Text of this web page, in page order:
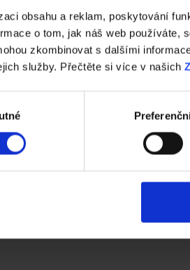
obsahu a reklam, poskytování
o tom, jak náš web používáte,
zkombinovat s dalšími
služby. Přečtěte si více v našich